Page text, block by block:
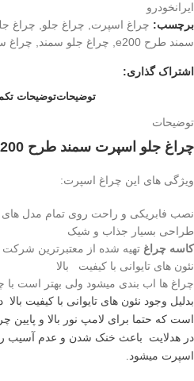
ایرانخودرو
برچسب: چراغ اسپرت, چراغ جلو, چراغ
سمند طرح e200
, چراغ جلو سمند, چراغ
اشتراک گذاری:
توضیحاتتوضیحات
توضیحات
چراغ جلو اسپرت سمند طرح e200
ویژگی های این چراغ اسپرت:
نصب فابریکی و راحت روی تمام مدل
طراحی بسیار جذاب و شیک
کاسه چراغ تهیه شده از معتبرترین
نئون های تایوانی با کیفیت بالا
چراغ ها اب بندی میشود ولی بهتر است با
بدلیل وجود نئون های تایوانی با کیفیت بالا
است که حتما برای لامپ نور بالا و پایین
در هدلایت باعث خنک شدن و عدم آسیب
اسپرت میشود.